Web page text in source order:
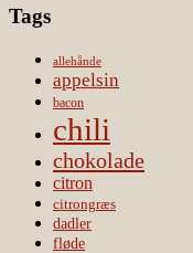
Tags
allehånde
appelsin
bacon
chili
chokolade
citron
citrongræs
dadler
fløde